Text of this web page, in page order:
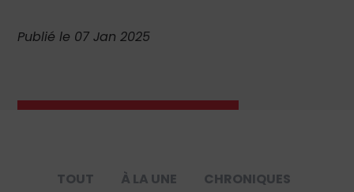
Publié le 07 Jan 2025
TOUT À LA UNE
CHRONIQUES